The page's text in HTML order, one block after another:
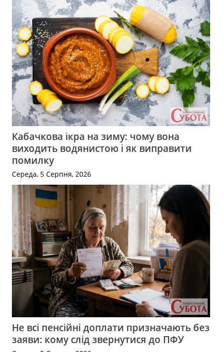
Кабачкова ікра на зиму: чому вона
виходить водянистою і як виправити
помилку
Середа, 5 Серпня, 2026
Не всі пенсійні доплати призначають без
заяви: кому слід звернутися до ПФУ